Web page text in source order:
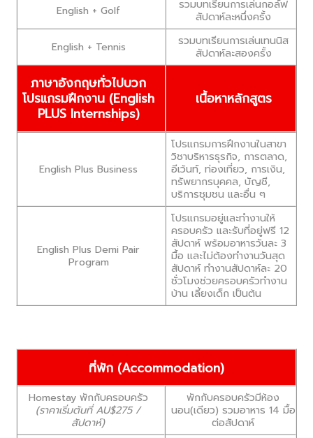
English + Golf
รวมบทเรียนการเล่นกอล์ฟ
สัปดาห์ละหนึ่งครั้ง
English + Tennis
รวมบทเรียนการเล่นเทนนิส
สัปดาห์ละสองครั้ง
ภาษาอังกฤษทั่วไปบวก
โปรแกรมฝึกงาน (English
PLUS Internships)
เนื้อหาหลักสูตร
English Plus Business
โปรแกรมการฝึกงานในสาขา
วิชาบริหารธุรกิจ, การตลาด,
อีเว้นท์, ท่องเที่ยว, การเงิน,
ทรัพยากรบุคคล, บัญชี,
บริการชุมชน และอื่น ๆ
English Plus Demi Pair
Program
โปรแกรมอยู่และทำงานให้
ครอบครัว และรับที่อยู่ฟรี 12
สัปดาห์ พร้อมอาหารวันละ 3
มื้อ และไม่ต้องทำงานวันสุด
สัปดาห์ ทำงานสัปดาห์ละ 20
ชั่วโมงช่วยครอบครัวทำงาน
บ้าน เลี้ยงเด็ก เป็นต้น
ที่พัก (Accommodation)
Homestay พักกับครอบครัว
(ราคาเริ่มต้นที่ AU$275 /
สัปดาห์)
พักกับครอบครัวมีห้อง
นอน(เดียว) รวมอาหาร 14 มื้อ
ต่อสัปดาห์